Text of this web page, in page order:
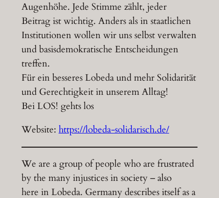
Augenhöhe. Jede Stimme zählt, jeder
Beitrag ist wichtig. Anders als in staatlichen
Institutionen wollen wir uns selbst verwalten
und basisdemokratische Entscheidungen
treffen.
Für ein besseres Lobeda und mehr Solidarität
und Gerechtigkeit in unserem Alltag!
Bei LOS! gehts los
Website:https://lobeda-solidarisch.de/
We are a group of people who are frustrated
by the many injustices in society – also
here in Lobeda. Germany describes itself as a